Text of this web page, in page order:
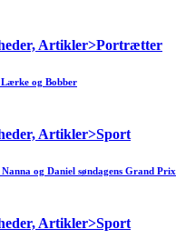
Artikler>Portrætter
og Bobber
Artikler>Sport
og Daniel søndagens Grand Prix
Artikler>Sport